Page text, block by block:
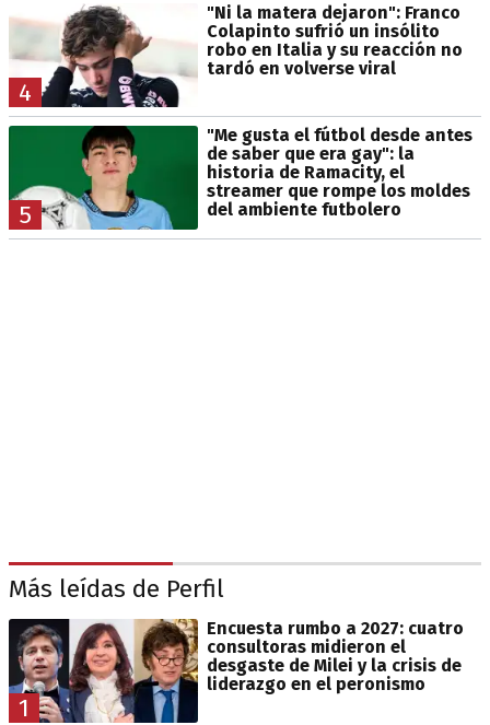
4
"Ni la matera dejaron": Franco
Colapinto sufrió un insólito
robo en Italia y su reacción no
tardó en volverse viral
5
"Me gusta el fútbol desde antes
de saber que era gay": la
historia de Ramacity, el
streamer que rompe los moldes
del ambiente futbolero
Más leídas de Perfil
1
Encuesta rumbo a 2027: cuatro
consultoras midieron el
desgaste de Milei y la crisis de
liderazgo en el peronismo